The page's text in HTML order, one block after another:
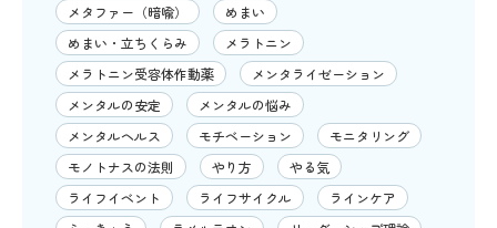
メタファー（暗喩）
めまい
めまい・立ちくらみ
メラトニン
メラトニン受容体作動薬
メンタライゼーション
メンタルの安定
メンタルの悩み
メンタルヘルス
モチベーション
モニタリング
モノトナスの法則
やり方
やる気
ライフイベント
ライフサイクル
ラインケア